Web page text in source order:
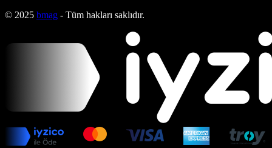
© 2025 bmag - Tüm hakları saklıdır.